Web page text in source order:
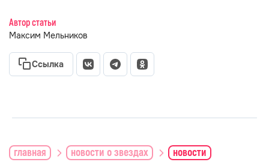
Автор статьи
Максим Мельников
Ссылка
главная новости о звездах новости